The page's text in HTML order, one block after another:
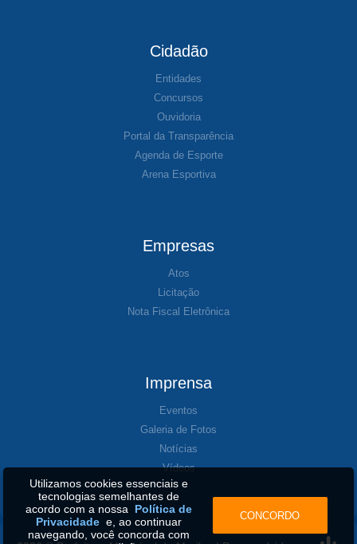
Cidadão
Entidades
Concursos
Ouvidoria
Portal da Transparência
Agenda de Esporte
Arena Esportiva
Empresas
Atos
Licitação
Nota Fiscal Eletrônica
Imprensa
Eventos
Galeria de Fotos
Notícias
Vídeos
Utilizamos cookies essenciais e
tecnologias semelhantes de
acordo com a nossa Política de
Privacidadee, ao continuar
navegando, você concorda com
CONCORDO